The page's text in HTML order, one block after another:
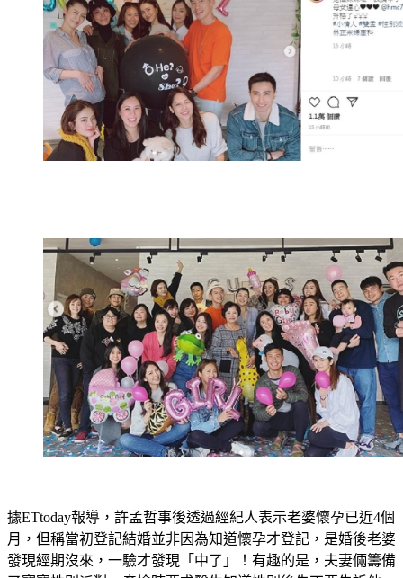
據ETtoday報導，許孟哲事後透過經紀人表示老婆懷孕已近4個
月，但稱當初登記結婚並非因為知道懷孕才登記，是婚後老婆
發現經期沒來，一驗才發現「中了」！有趣的是，夫妻倆籌備